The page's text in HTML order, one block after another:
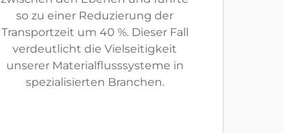
so zu einer Reduzierung der
Transportzeit um 40 %. Dieser Fall
verdeutlicht die Vielseitigkeit
unserer Materialflusssysteme in
spezialisierten Branchen.